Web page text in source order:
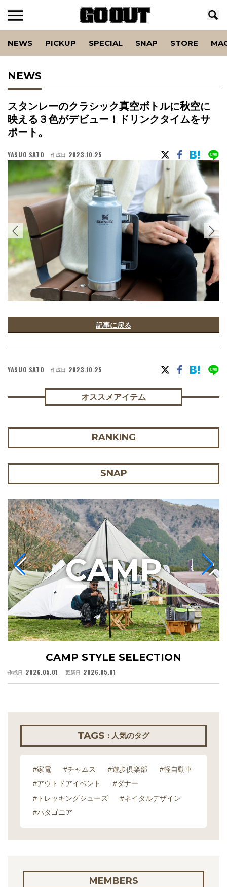
NEWS PICKUP SPECIAL SNAP STORE
NEWS
スタンレーのクラシック真空ボトルに秋空に
映える３色がデビュー！ドリンクタイムをサ
ポート。
YASUO SATO 作成日 2023.10.25
記事に戻る
YASUO SATO 作成日 2023.10.25
オススメアイテム
RANKING
SNAP
CAMP STYLE SELECTION
作成日 2026.05.01 更新日 2026.05.01
CAMP
TAGS : 人気のタグ
#家電 #チャムス #遊歩倶楽部
#軽自動車
#アウトドアイベント
#ダナー
#トレッキングシューズ
#ネイタルデザイン
#パタゴニア
MEMBERS